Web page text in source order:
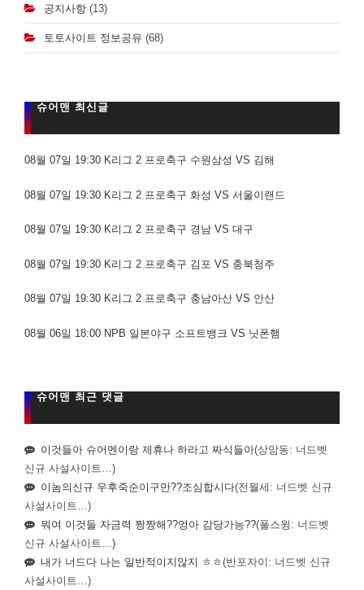
공지사항 (13)
토토사이트 정보공유 (68)
슈어맨 최신글
08월 07일 19:30 K리그 2 프로축구 수원삼성 VS 김해
08월 07일 19:30 K리그 2 프로축구 화성 VS 서울이랜드
08월 07일 19:30 K리그 2 프로축구 경남 VS 대구
08월 07일 19:30 K리그 2 프로축구 김포 VS 충북청주
08월 07일 19:30 K리그 2 프로축구 충남아산 VS 안산
08월 06일 18:00 NPB 일본야구 소프트뱅크 VS 닛폰햄
슈어맨 최근 댓글
이것들아 슈어멘이랑 제휴나 하라고 짜식들아(상암동: 너드벳
신규 사설사이트…)
이놈의신규 우후죽순이구만??조심합시다(전월세: 너드벳 신규
사설사이트…)
뭐여 이것들 자금력 짱짱해??엉아 감당가능??(풀스윙: 너드벳
신규 사설사이트…)
내가 너드다 나는 일반적이지않지 ㅎㅎ(반포자이: 너드벳 신규
사설사이트…)